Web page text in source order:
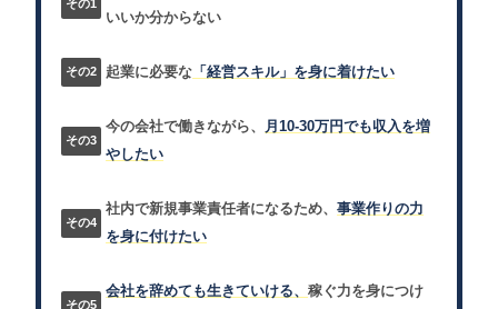
いいか分からない
起業に必要な 「経営スキル」を身に着けたい
今の会社で働きながら、
月10-30万円でも収入を増
やしたい
社内で新規事業責任者になるため、事業作りの力
を身に付けたい
会社を辞めても生きていける、稼ぐ力を身につけ